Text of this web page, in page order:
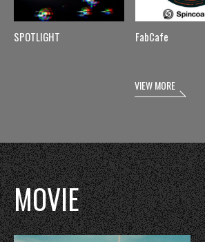
SPOTLIGHT FabCafe
VIEW MORE
MOVIE